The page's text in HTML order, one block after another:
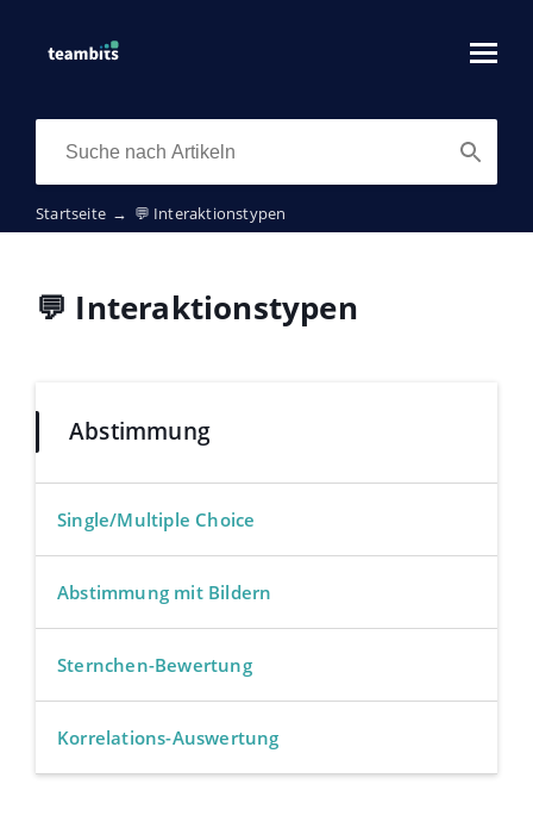
Startseite → 💬 Interaktionstypen
💬 Interaktionstypen
Abstimmung
Single/Multiple Choice
Abstimmung mit Bildern
Sternchen-Bewertung
Korrelations-Auswertung